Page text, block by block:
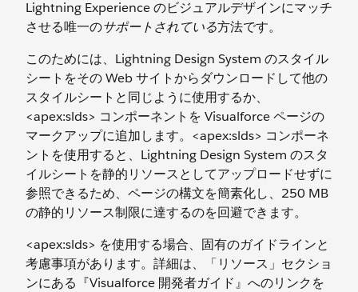
Lightning Experience のビジュアルデザインにマッチ
させる唯一のサポートされている方法です。
このためには、Lightning Design System のスタイル
シートをその Web サイトからダウンロードして他の
スタイルシートと同じように使用するか、
<apex:slds> コンポーネントを Visualforce ページの
マークアップに追加します。<apex:slds> コンポーネ
ントを使用すると、Lightning Design System のスタ
イルシートを静的リソースとしてアップロードせずに
参照できるため、ページの構文を簡素化し、250 MB
の静的リソース制限に達するのを回避できます。
<apex:slds> を使用する場合、固有のガイドラインと
考慮事項があります。詳細は、「リソース」セクショ
ンにある『Visualforce 開発者ガイド』へのリンクを